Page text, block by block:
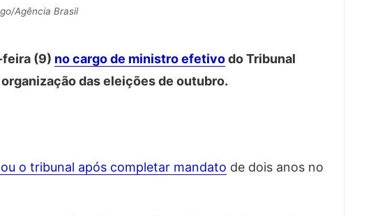
Agência Brasil
feira (9) no cargo de ministro efetivodo Tribunal
das eleições de outubro.
o tribunal após completar mandato de dois anos no